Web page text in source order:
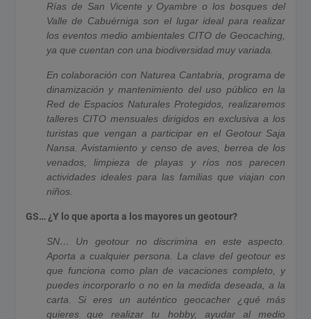
Rías de San Vicente y Oyambre o los bosques del
Valle de Cabuérniga son el lugar ideal para realizar
los eventos medio ambientales CITO de Geocaching,
ya que cuentan con una biodiversidad muy variada.
En colaboración con Naturea Cantabria, programa de
dinamización y mantenimiento del uso público en la
Red de Espacios Naturales Protegidos, realizaremos
talleres CITO mensuales dirigidos en exclusiva a los
turistas que vengan a participar en el Geotour Saja
Nansa. Avistamiento y censo de aves, berrea de los
venados, limpieza de playas y ríos nos parecen
actividades ideales para las familias que viajan con
niños.
GS… ¿Y lo que aporta a los mayores un geotour?
SN… Un geotour no discrimina en este aspecto.
Aporta a cualquier persona. La clave del geotour es
que funciona como plan de vacaciones completo, y
puedes incorporarlo o no en la medida deseada, a la
carta. Si eres un auténtico geocacher ¿qué más
quieres que realizar tu hobby, ayudar al medio